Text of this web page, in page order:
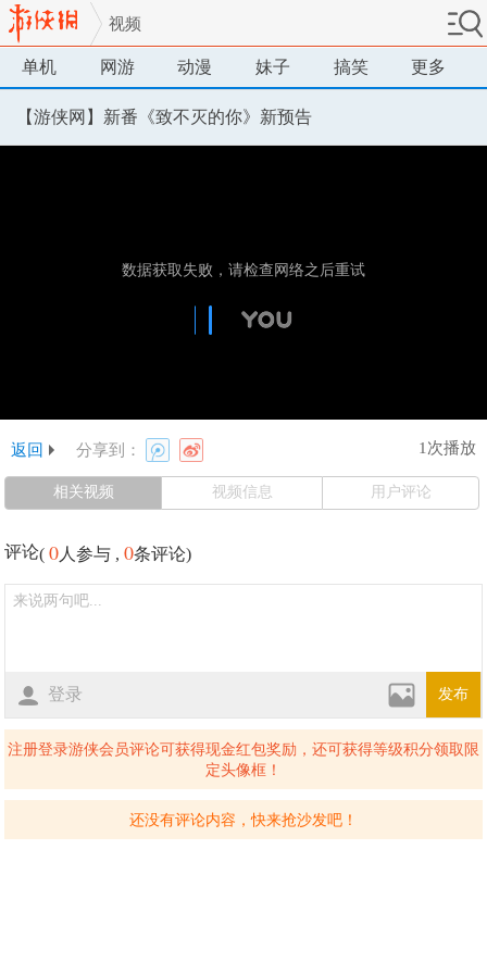
视频
单机 网游 动漫 妹子 搞笑 更多
【游侠网】新番《致不灭的你》新预告
返回 分享到： 1次播放
相关视频 视频信息 用户评论
评论(0 人参与 ,0条评论)
登录 发布
注册登录游侠会员评论可获得现金红包奖励，还可获得等级积分领取限
定头像框！
还没有评论内容，快来抢沙发吧！